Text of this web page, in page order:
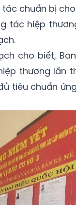
chuẩn bị
tác hiệp
cho biết,
thương lần
tiêu chuẩn